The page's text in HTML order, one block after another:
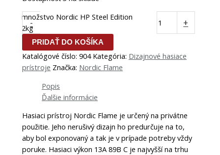
-
množstvo Nordic HP Steel Edition
2kg
+
PRIDAŤ DO KOŠÍKA
Katalógové číslo:904 Kategória: Dizajnové hasiace
prístroje Značka: Nordic Flame
Popis
Ďalšie informácie
Hasiaci prístroj Nordic Flame je určený na privátne ​​
použitie. Jeho nerušivý dizajn ho predurčuje na to,
aby bol exponovaný a tak je v prípade potreby vždy
poruke. Hasiaci výkon 13A 89B C je najvyšší na trhu